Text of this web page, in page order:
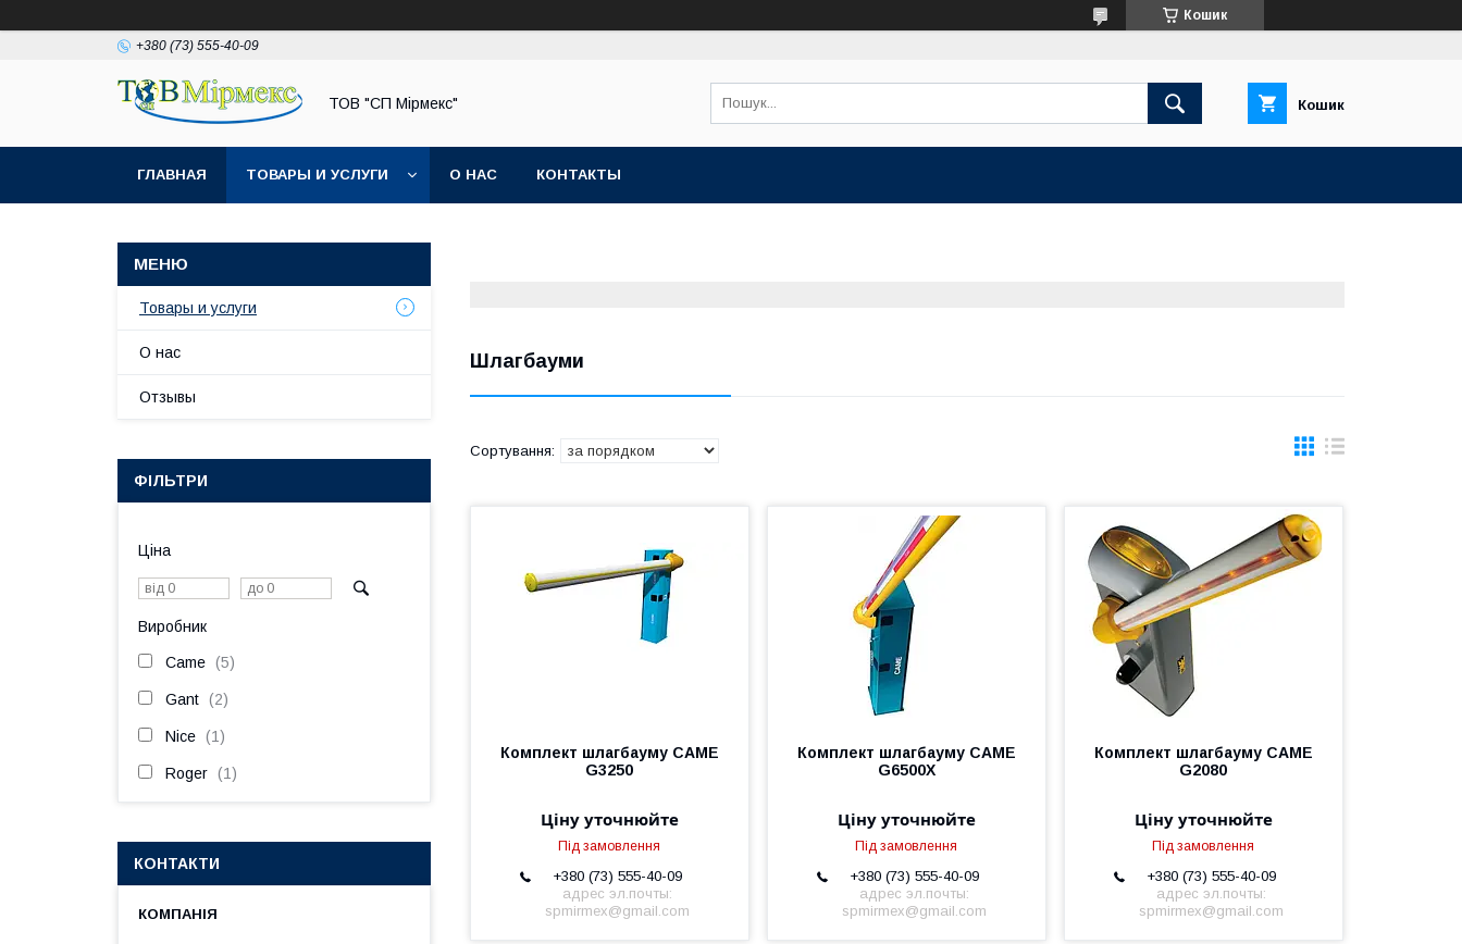
Кошик
+380 (73) 555-40-09
ТОВ "СП Мірмекс" Кошик
ГЛАВНАЯ ТОВАРЫ И УСЛУГИ О НАС КОНТАКТЫ
Шлагбауми
Комплект шлагбауму CAME
G3250
Ціну уточнюйте
Під замовлення
+380 (73) 555-40-09
адрес эл.почты:
spmirmex@gmail.com
Комплект шлагбауму CAME
G6500X
Ціну уточнюйте
Під замовлення
+380 (73) 555-40-09
адрес эл.почты:
spmirmex@gmail.com
Комплект шлагбауму CAME
G2080
Ціну уточнюйте
Під замовлення
+380 (73) 555-40-09
адрес эл.почты:
spmirmex@gmail.com
Товары и услуги
О нас
Отзывы
ФІЛЬТРИ
Ціна
Виробник
Came 5
Gant 2
Nice 1
Roger 1
КОНТАКТИ